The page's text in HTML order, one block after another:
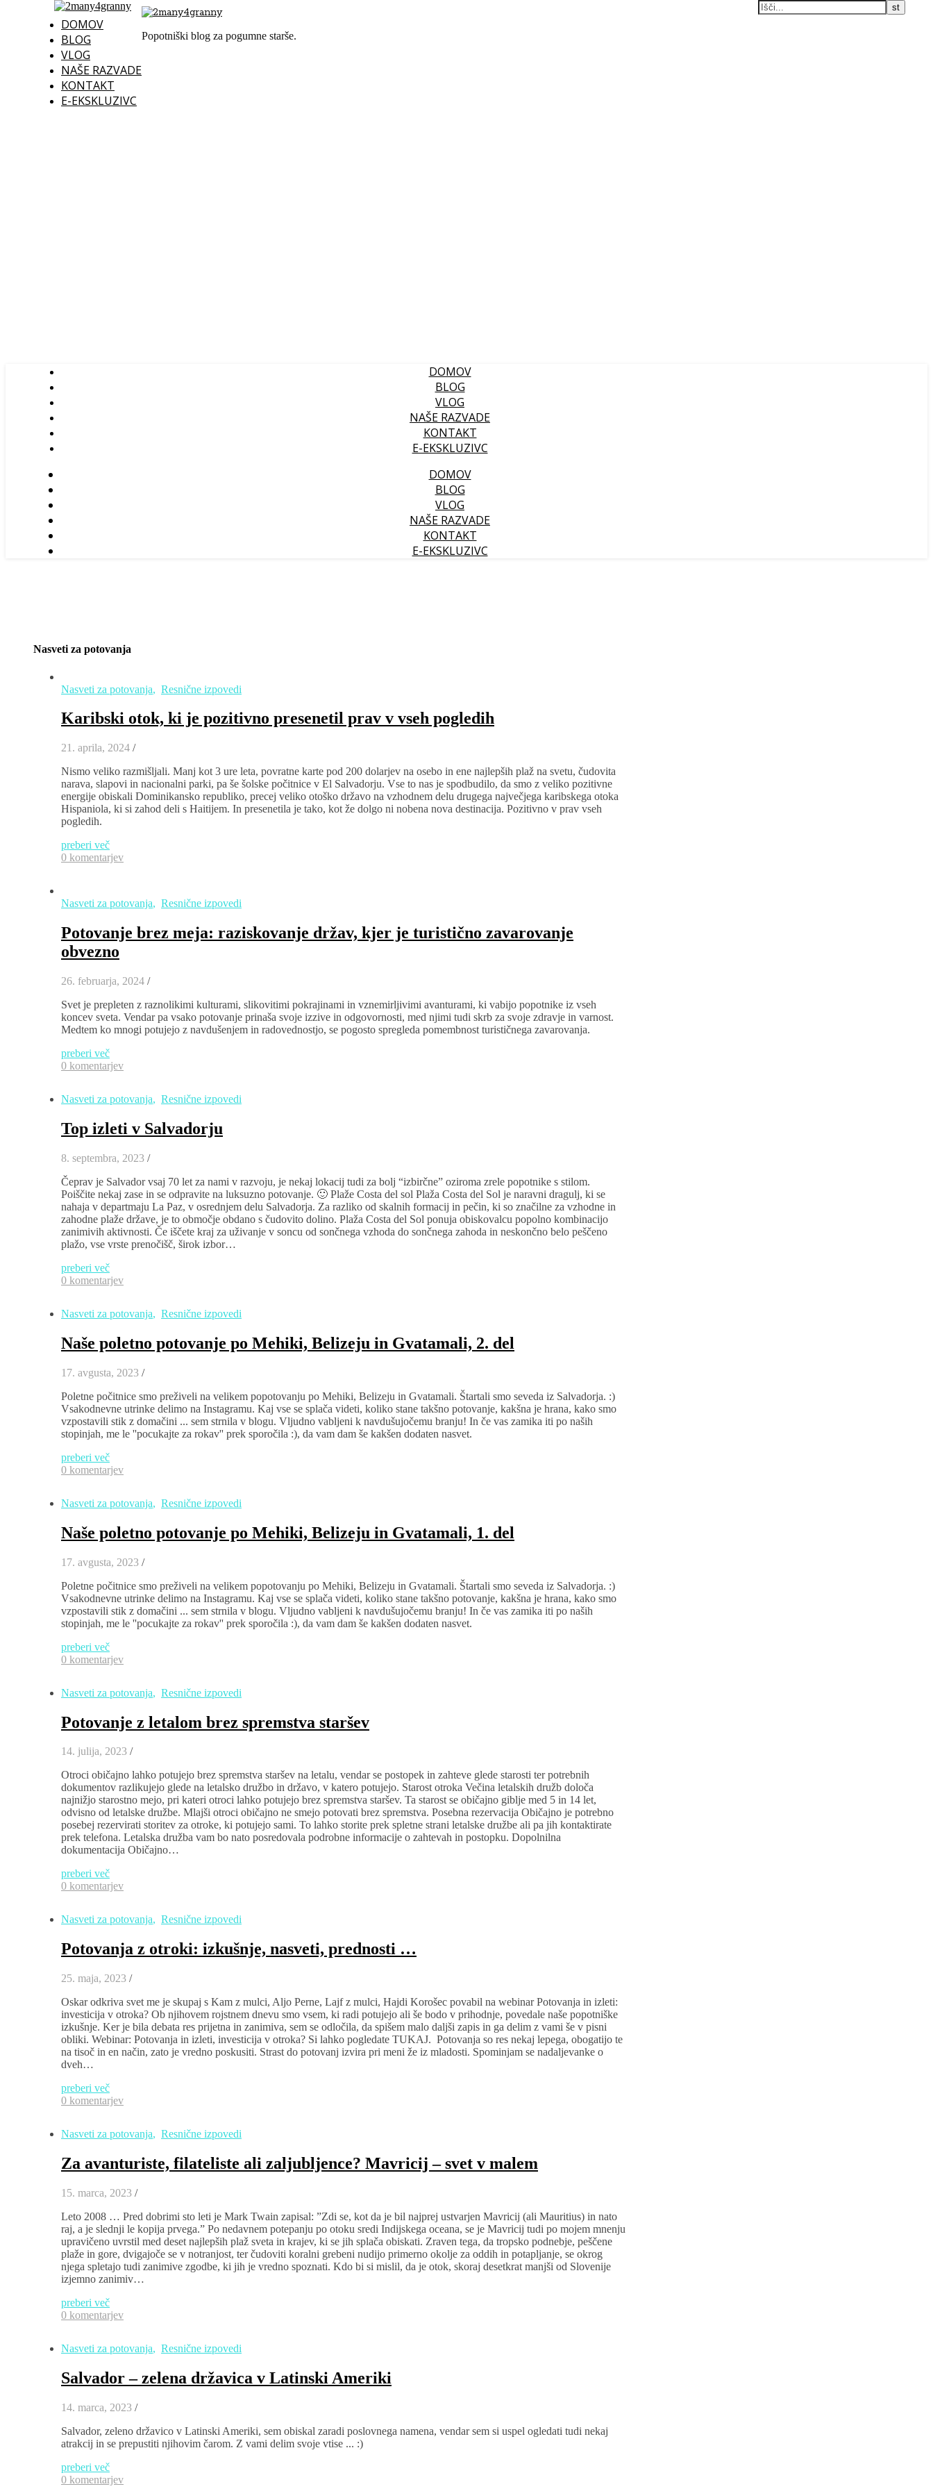
DOMOV
BLOG
VLOG
NAŠE RAZVADE
KONTAKT
E-EKSKLUZIVC
Popotniški blog za pogumne starše.
DOMOV
BLOG
VLOG
NAŠE RAZVADE
KONTAKT
E-EKSKLUZIVC
DOMOV
BLOG
VLOG
NAŠE RAZVADE
KONTAKT
E-EKSKLUZIVC
Nasveti za potovanja
Nasveti za potovanja, Resnične izpovedi
Karibski otok, ki je pozitivno presenetil prav v vseh pogledih
21. aprila, 2024 /
Nismo veliko razmišljali. Manj kot 3 ure leta, povratne karte pod 200 dolarjev na osebo in ene najlepših plaž na svetu, čudovita
narava, slapovi in nacionalni parki, pa še šolske počitnice v El Salvadorju. Vse to nas je spodbudilo, da smo z veliko pozitivne
energije obiskali Dominikansko republiko, precej veliko otoško državo na vzhodnem delu drugega največjega karibskega otoka
Hispaniola, ki si zahod deli s Haitijem. In presenetila je tako, kot že dolgo ni nobena nova destinacija. Pozitivno v prav vseh
pogledih.
preberi več
0 komentarjev
Nasveti za potovanja, Resnične izpovedi
Potovanje brez meja: raziskovanje držav, kjer je turistično zavarovanje
obvezno
26. februarja, 2024 /
Svet je prepleten z raznolikimi kulturami, slikovitimi pokrajinami in vznemirljivimi avanturami, ki vabijo popotnike iz vseh
koncev sveta. Vendar pa vsako potovanje prinaša svoje izzive in odgovornosti, med njimi tudi skrb za svoje zdravje in varnost.
Medtem ko mnogi potujejo z navdušenjem in radovednostjo, se pogosto spregleda pomembnost turističnega zavarovanja.
preberi več
0 komentarjev
Nasveti za potovanja, Resnične izpovedi
Top izleti v Salvadorju
8. septembra, 2023 /
Čeprav je Salvador vsaj 70 let za nami v razvoju, je nekaj lokacij tudi za bolj “izbirčne” oziroma zrele popotnike s stilom.
Poiščite nekaj zase in se odpravite na luksuzno potovanje. 🙂 Plaže Costa del sol Plaža Costa del Sol je naravni dragulj, ki se
nahaja v departmaju La Paz, v osrednjem delu Salvadorja. Za razliko od skalnih formacij in pečin, ki so značilne za vzhodne in
zahodne plaže države, je to območje obdano s čudovito dolino. Plaža Costa del Sol ponuja obiskovalcu popolno kombinacijo
zanimivih aktivnosti. Če iščete kraj za uživanje v soncu od sončnega vzhoda do sončnega zahoda in neskončno belo peščeno
plažo, vse vrste prenočišč, širok izbor…
preberi več
0 komentarjev
Nasveti za potovanja, Resnične izpovedi
Naše poletno potovanje po Mehiki, Belizeju in Gvatamali, 2. del
17. avgusta, 2023 /
Poletne počitnice smo preživeli na velikem popotovanju po Mehiki, Belizeju in Gvatamali. Štartali smo seveda iz Salvadorja. :)
Vsakodnevne utrinke delimo na Instagramu. Kaj vse se splača videti, koliko stane takšno potovanje, kakšna je hrana, kako smo
vzpostavili stik z domačini ... sem strnila v blogu. Vljudno vabljeni k navdušujočemu branju! In če vas zamika iti po naših
stopinjah, me le ''pocukajte za rokav'' prek sporočila :), da vam dam še kakšen dodaten nasvet.
preberi več
0 komentarjev
Nasveti za potovanja, Resnične izpovedi
Naše poletno potovanje po Mehiki, Belizeju in Gvatamali, 1. del
17. avgusta, 2023 /
Poletne počitnice smo preživeli na velikem popotovanju po Mehiki, Belizeju in Gvatamali. Štartali smo seveda iz Salvadorja. :)
Vsakodnevne utrinke delimo na Instagramu. Kaj vse se splača videti, koliko stane takšno potovanje, kakšna je hrana, kako smo
vzpostavili stik z domačini ... sem strnila v blogu. Vljudno vabljeni k navdušujočemu branju! In če vas zamika iti po naših
stopinjah, me le ''pocukajte za rokav'' prek sporočila :), da vam dam še kakšen dodaten nasvet.
preberi več
0 komentarjev
Nasveti za potovanja, Resnične izpovedi
Potovanje z letalom brez spremstva staršev
14. julija, 2023 /
Otroci običajno lahko potujejo brez spremstva staršev na letalu, vendar se postopek in zahteve glede starosti ter potrebnih
dokumentov razlikujejo glede na letalsko družbo in državo, v katero potujejo. Starost otroka Večina letalskih družb določa
najnižjo starostno mejo, pri kateri otroci lahko potujejo brez spremstva staršev. Ta starost se običajno giblje med 5 in 14 let,
odvisno od letalske družbe. Mlajši otroci običajno ne smejo potovati brez spremstva. Posebna rezervacija Običajno je potrebno
posebej rezervirati storitev za otroke, ki potujejo sami. To lahko storite prek spletne strani letalske družbe ali pa jih kontaktirate
prek telefona. Letalska družba vam bo nato posredovala podrobne informacije o zahtevah in postopku. Dopolnilna
dokumentacija Običajno…
preberi več
0 komentarjev
Nasveti za potovanja, Resnične izpovedi
Potovanja z otroki: izkušnje, nasveti, prednosti …
25. maja, 2023 /
Oskar odkriva svet me je skupaj s Kam z mulci, Aljo Perne, Lajf z mulci, Hajdi Korošec povabil na webinar Potovanja in izleti:
investicija v otroka? Ob njihovem rojstnem dnevu smo vsem, ki radi potujejo ali še bodo v prihodnje, povedale naše popotniške
izkušnje. Ker je bila debata res prijetna in zanimiva, sem se odločila, da spišem malo daljši zapis in ga delim z vami še v pisni
obliki. Webinar: Potovanja in izleti, investicija v otroka? Si lahko pogledate TUKAJ. Potovanja so res nekaj lepega, obogatijo te
na tisoč in en način, zato je vredno poskusiti. Strast do potovanj izvira pri meni že iz mladosti. Spominjam se nadaljevanke o
dveh…
preberi več
0 komentarjev
Nasveti za potovanja, Resnične izpovedi
Za avanturiste, filateliste ali zaljubljence? Mavricij – svet v malem
15. marca, 2023 /
Leto 2008 … Pred dobrimi sto leti je Mark Twain zapisal: ”Zdi se, kot da je bil najprej ustvarjen Mavricij (ali Mauritius) in nato
raj, a je slednji le kopija prvega.” Po nedavnem potepanju po otoku sredi Indijskega oceana, se je Mavricij tudi po mojem mnenju
upravičeno uvrstil med deset najlepših plaž sveta in krajev, ki se jih splača obiskati. Zraven tega, da tropsko podnebje, peščene
plaže in gore, dvigajoče se v notranjost, ter čudoviti koralni grebeni nudijo primerno okolje za oddih in potapljanje, se okrog
njega spletajo tudi zanimive zgodbe, ki jih je vredno spoznati. Kdo bi si mislil, da je otok, skoraj desetkrat manjši od Slovenije
izjemno zanimiv…
preberi več
0 komentarjev
Nasveti za potovanja, Resnične izpovedi
Salvador – zelena državica v Latinski Ameriki
14. marca, 2023 /
Salvador, zeleno državico v Latinski Ameriki, sem obiskal zaradi poslovnega namena, vendar sem si uspel ogledati tudi nekaj
atrakcij in se prepustiti njihovim čarom. Z vami delim svoje vtise ... :)
preberi več
0 komentarjev